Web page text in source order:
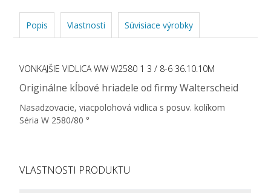
Popis Vlastnosti Súvisiace výrobky
VONKAJŠIE VIDLICA WW W2580 1 3 / 8-6 36.10.10M
Originálne kĺbové hriadele od firmy Walterscheid
Nasadzovacie, viacpolohová vidlica s posuv. kolíkom
Séria W 2580/80 °
VLASTNOSTI PRODUKTU